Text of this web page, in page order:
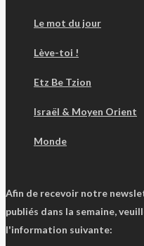
Le mot du jour
Lève-toi !
Etz Be Tzion
Israël & Moyen Orient
Monde
Afin de recevoir notre
publiés dans la semaine,
l'information suivante: